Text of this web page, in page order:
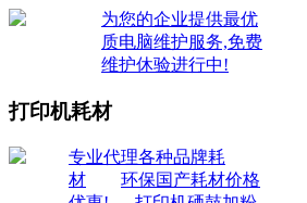
为您的企业提供最优
质电脑维护服务,免费
维护休验进行中!
打印机耗材
专业代理各种品牌耗
材
环保国产耗材价格